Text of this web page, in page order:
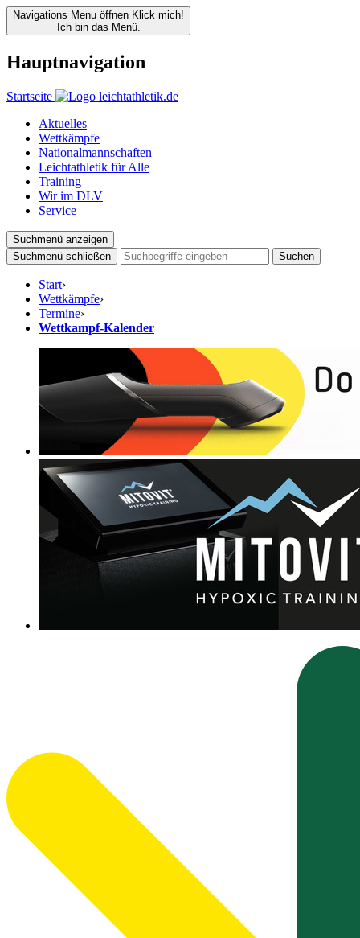
Navigations Menu öffnen Klick mich!
Ich bin das Menü.
Hauptnavigation
Startseite
Aktuelles
Wettkämpfe
Nationalmannschaften
Leichtathletik für Alle
Training
Wir im DLV
Service
Suchmenü anzeigen
Suchmenü schließen
Suchen
Start›
Wettkämpfe›
Termine›
Wettkampf-Kalender